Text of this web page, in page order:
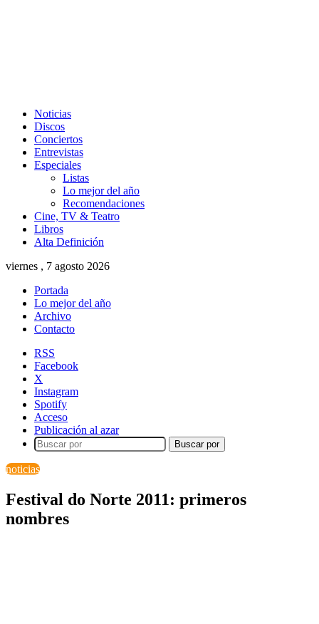
Noticias
Discos
Conciertos
Entrevistas
Especiales
Listas
Lo mejor del año
Recomendaciones
Cine, TV & Teatro
Libros
Alta Definición
viernes , 7 agosto 2026
Portada
Lo mejor del año
Archivo
Contacto
RSS
Facebook
X
Instagram
Spotify
Acceso
Publicación al azar
Buscar por
noticias
Festival do Norte 2011: primeros
nombres